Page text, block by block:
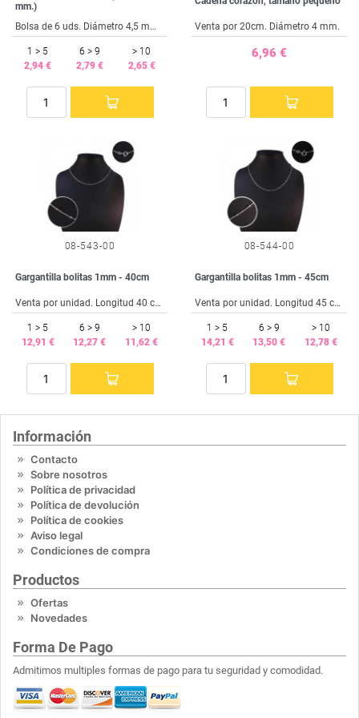
mm.)
Bolsa de 6 uds. Diámetro 4,5 mm. Hilo 0,9 mm.
1 > 5
2,94 €
6 > 9
2,79 €
> 10
2,65 €
Venta por 20cm. Diámetro 4 mm.
6,96 €
08-543-00
Gargantilla bolitas 1mm - 40cm
Venta por unidad. Longitud 40 cm.
1 > 5
12,91 €
6 > 9
12,27 €
> 10
11,62 €
08-544-00
Gargantilla bolitas 1mm - 45cm
Venta por unidad. Longitud 45 cm.
1 > 5
14,21 €
6 > 9
13,50 €
> 10
12,78 €
Información
Contacto
Sobre nosotros
Política de privacidad
Política de devolución
Política de cookies
Aviso legal
Condiciones de compra
Productos
Ofertas
Novedades
Forma De Pago
Admitimos multiples formas de pago para tu seguridad y comodidad.